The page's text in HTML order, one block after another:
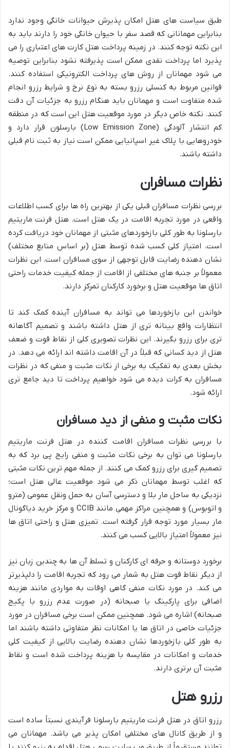
طبق سیاست های هتل امکان پذیرش حیوانات خانگی وجود ندارد
بنابراین مهمانانی که قصد سفر با حیوان خانگی خود را دارند باید به
این نکته توجه کنند. در زمینه پرداخت هتل کارت های اعتباری را می
پذیرد اما پرداخت نقدی ممکن است پذیرفته نشود بنابراین توصیه
می شود مهمانان از روش های پرداخت الکترونیکی استفاده کنند.
قوانین مربوط به کنسلی رزرو بسته به نوع نرخ و شرایط رزرو انجام
شده متفاوت است و مهمانان باید هنگام رزرو به جزئیات آن دقت
کنند. نکته خاص دیگر در مورد موقعیت هتل این است که در منطقه
کم انتشار آلودگی (Low Emission Zone) بارسلون قرار دارد و
خودروهایی با پلاک غیر اسپانیایی ممکن است نیاز به ثبت نام قبلی
داشته باشند.
نظرات مسافران
بررسی نظرات مسافران قبلی یکی از بهترین راه ها برای کسب اطلاعات
واقعی در مورد تجربه اقامت در یک هتل است. هتل فرنت ماریتیم
بارسلونا به طور کلی بازخوردهای مثبتی از مهمانان خود دریافت کرده
است. امتیاز کلی کسب شده توسط هتل (بر اساس منابع مختلف)
نشان دهنده رضایت قابل توجهی از سوی مسافران است. این نظرات
معمولاً بر جنبه های مختلفی از اقامت از جمله کیفیت خدمات راحتی
اتاق ها موقعیت هتل و برخورد کارکنان تمرکز دارند.
خواندن این بازخوردها می تواند به مسافران آینده کمک کند تا
انتظارات واقع بینانه تری از هتل داشته باشند و تصمیم آگاهانه
تری برای رزرو بگیرند. این نظرات تصویری کلی از نقاط قوت و ضعف
هتل از دید کسانی که قبلاً در آن اقامت داشته اند ارائه می دهد. در
بخش بعدی به تفکیک به برخی از نکات مثبت و منفی که در نظرات
مسافران به کرات دیده می شود خواهیم پرداخت تا دید جامع تری
ارائه شود.
نکات مثبت و منفی از دید مسافران
با بررسی نظرات مسافران اقامت کننده در هتل فرنت ماریتیم
بارسلونا می توان به برخی نکات مثبت و منفی رایج پی برد که به
تصمیم گیری برای رزرو کمک می کنند. از جمله مهم ترین نکات مثبتی
که اغلب توسط مهمانان ذکر می شود موقعیت عالی هتل است؛
نزدیکی به ساحل مار بلا و دسترسی آسان به حمل ونقل عمومی (مترو
و اتوبوس) و همچنین مراکز مهمی مانند CCIB و مرکز خرید دیاگونال
مار بسیار مورد توجه قرار گرفته است. تمیزی هتل و راحتی اتاق ها
نیز معمولاً امتیاز بالایی کسب می کنند.
برخورد دوستانه و حرفه ای کارکنان و تسلط آن ها به چندین زبان نیز
از دیگر نقاط قوت هتل به شمار می رود که تجربه اقامت را دلپذیرتر
می کند. در مورد نکات منفی گاهی اوقات به مواردی مانند هزینه
اضافی برای پارکینگ یا صبحانه (در صورت عدم رزرو با پکیج
صبحانه) اشاره می شود. همچنین ممکن است برخی مسافران در مورد
جزئیات خاصی در اتاق ها یا امکانات نظر متفاوتی داشته باشند اما
به طور کلی بازخوردها نشان دهنده رضایت بالایی از کیفیت کلی
خدمات و امکانات در مقایسه با هزینه پرداخت شده است و نقاط
مثبت آن برتری دارند.
رزرو هتل
رزرو اتاق در هتل فرنت ماریتیم بارسلونا فرآیندی نسبتاً ساده است
و از طریق کانال های مختلفی امکان پذیر می باشد. مهمانان می